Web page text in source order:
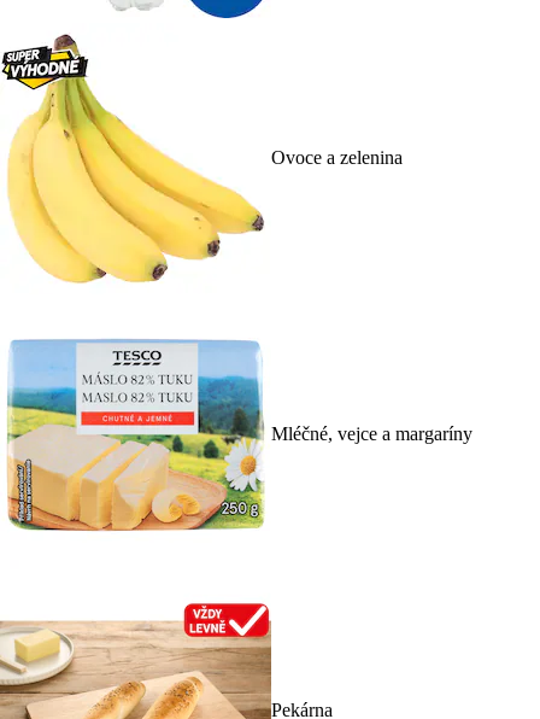
Ovoce a zelenina
Mléčné, vejce a margaríny
Pekárna